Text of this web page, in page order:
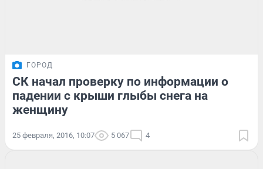
ГОРОД
СК начал проверку по информации о
падении с крыши глыбы снега на
женщину
25 февраля, 2016, 10:07 5 067 4